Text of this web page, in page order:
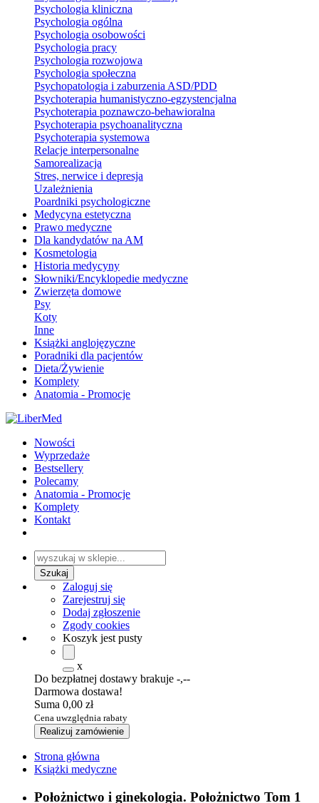
Psychologia kliniczna
Psychologia ogólna
Psychologia osobowości
Psychologia pracy
Psychologia rozwojowa
Psychologia społeczna
Psychopatologia i zaburzenia ASD/PDD
Psychoterapia humanistyczno-egzystencjalna
Psychoterapia poznawczo-behawioralna
Psychoterapia psychoanalityczna
Psychoterapia systemowa
Relacje interpersonalne
Samorealizacja
Stres, nerwice i depresja
Uzależnienia
Poardniki psychologiczne
Medycyna estetyczna
Prawo medyczne
Dla kandydatów na AM
Kosmetologia
Historia medycyny
Słowniki/Encyklopedie medyczne
Zwierzęta domowe
Psy
Koty
Inne
Książki anglojęzyczne
Poradniki dla pacjentów
Dieta/Żywienie
Komplety
Anatomia - Promocje
Nowości
Wyprzedaże
Bestsellery
Polecamy
Anatomia - Promocje
Komplety
Kontakt
Zaloguj się
Zarejestruj się
Dodaj zgłoszenie
Zgody cookies
Koszyk jest pusty
x
Do bezpłatnej dostawy brakuje -,--
Darmowa dostawa!
Suma 0,00 zł
Cena uwzględnia rabaty
Realizuj zamówienie
Strona główna
Książki medyczne
Położnictwo i ginekologia. Położnictwo Tom 1